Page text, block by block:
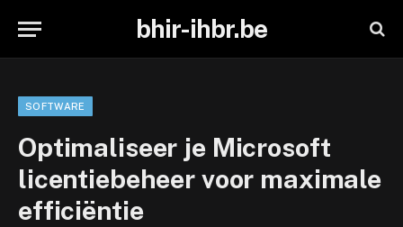
bhir-ihbr.be
SOFTWARE
Optimaliseer je Microsoft
licentiebeheer voor maximale
efficiëntie